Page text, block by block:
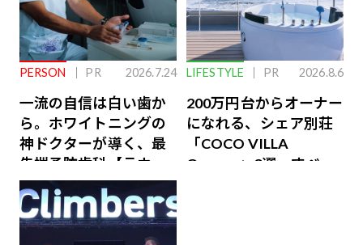
PERSON PR 2026.7.24
一流の自信は白い歯か
ら。ホワイトニングの
神ドクターが導く、最
先端予防歯科【ラウン
ジ会員特典あり】
LIFESTYLE PR 2026.8.6
200万円台からオーナー
になれる、シェア別荘
「COCO VILLA
Owners」3選。すべて